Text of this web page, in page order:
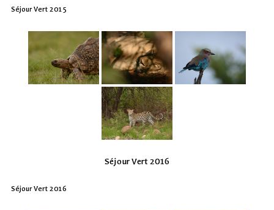
Séjour Vert 2015
Séjour Vert 2016
Séjour Vert 2016